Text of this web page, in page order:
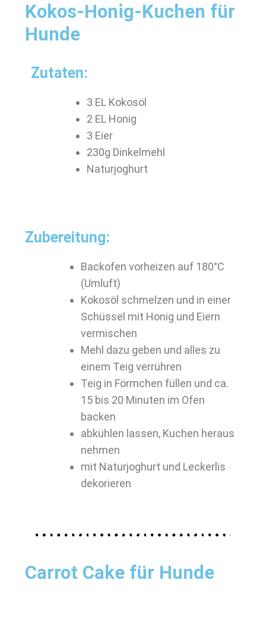
Kokos-Honig-Kuchen für
Hunde
Zutaten:
3 EL Kokosöl
2 EL Honig
3 Eier
230g Dinkelmehl
Naturjoghurt
Zubereitung:
Backofen vorheizen auf 180°C
(Umluft)
Kokosöl schmelzen und in einer
Schüssel mit Honig und Eiern
vermischen
Mehl dazu geben und alles zu
einem Teig verrühren
Teig in Förmchen füllen und ca.
15 bis 20 Minuten im Ofen
backen
abkühlen lassen, Kuchen heraus
nehmen
mit Naturjoghurt und Leckerlis
dekorieren
Carrot Cake für Hunde